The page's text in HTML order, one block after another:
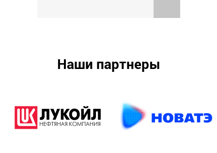
Наши партнеры